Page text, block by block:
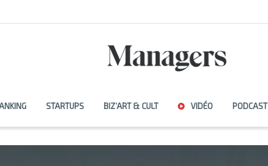
STARTUPS BIZ’ART & CULT VIDÉO PODCAST